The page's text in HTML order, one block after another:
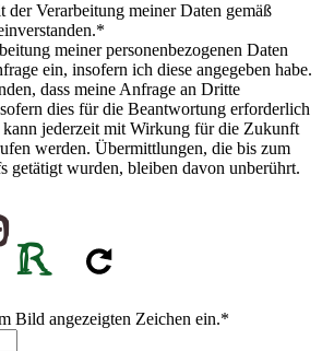
der Verarbeitung meiner Daten gemäß
*
meiner personenbezogenen Daten
ein, insofern ich diese angegeben habe.
dass meine Anfrage an Dritte
dies für die Beantwortung erforderlich
jederzeit mit Wirkung für die Zukunft
werden. Übermittlungen, die bis zum
getätigt wurden, bleiben davon unberührt.
Bild angezeigten Zeichen ein.*